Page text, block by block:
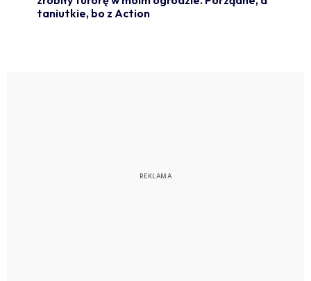
taniutkie, bo z Action